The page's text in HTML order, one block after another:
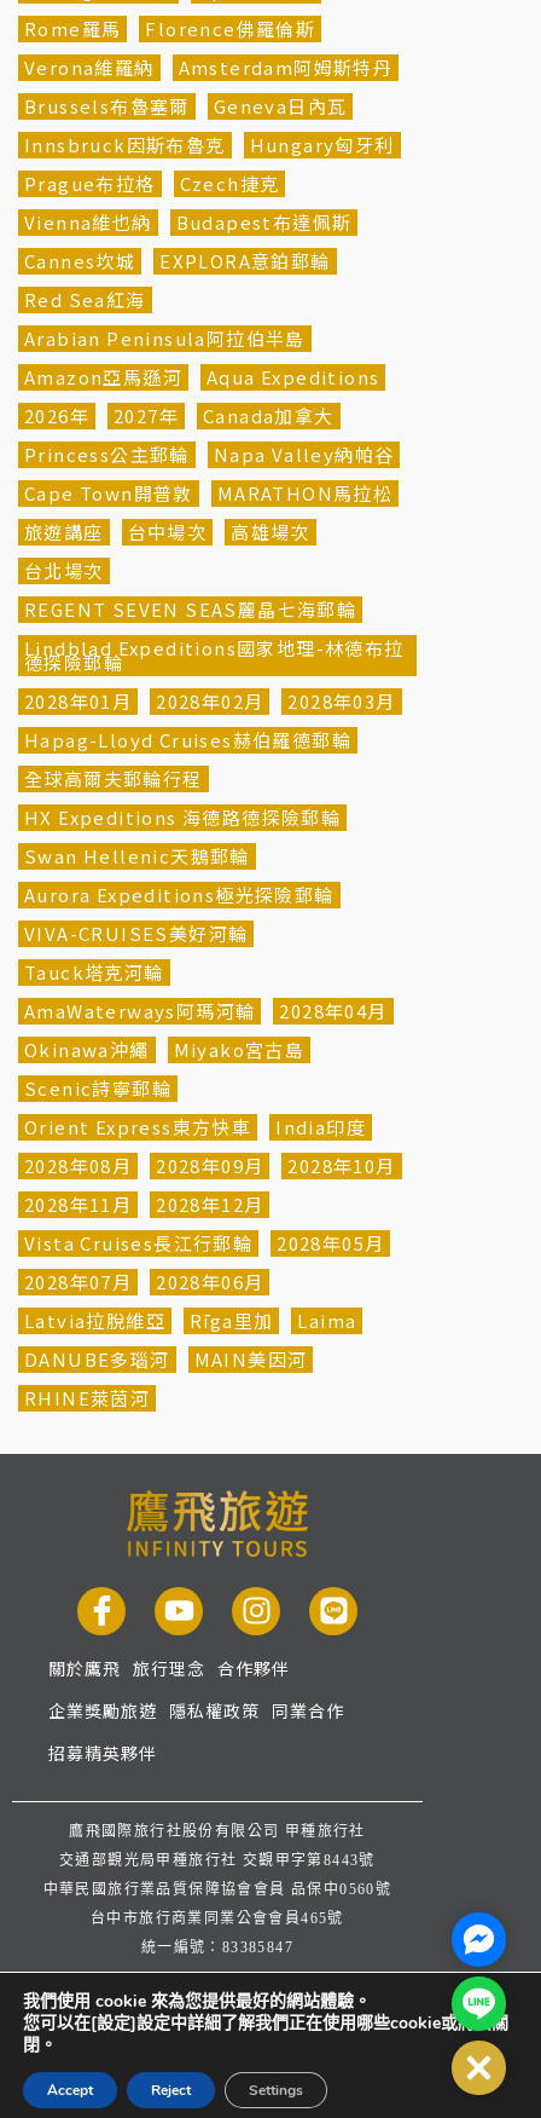
Rome羅馬
Florence佛羅倫斯
Verona維羅納
Amsterdam阿姆斯特丹
Brussels布魯塞爾
Geneva日內瓦
Innsbruck因斯布魯克
Hungary匈牙利
Prague布拉格
Czech捷克
Vienna維也納
Budapest布達佩斯
Cannes坎城
EXPLORA意鉑郵輪
Red Sea紅海
Arabian Peninsula阿拉伯半島
Amazon亞馬遜河
Aqua Expeditions
2026年
2027年
Canada加拿大
Princess公主郵輪
Napa Valley納帕谷
Cape Town開普敦
MARATHON馬拉松
旅遊講座
台中場次
高雄場次
台北場次
REGENT SEVEN SEAS麗晶七海郵輪
Lindblad Expeditions國家地理-林德布拉
德探險郵輪
2028年01月
2028年02月
2028年03月
Hapag-Lloyd Cruises赫伯羅德郵輪
全球高爾夫郵輪行程
HX Expeditions 海德路德探險郵輪
Swan Hellenic天鵝郵輪
Aurora Expeditions極光探險郵輪
VIVA-CRUISES美好河輪
Tauck塔克河輪
AmaWaterways阿瑪河輪
2028年04月
Okinawa沖繩
Miyako宮古島
Scenic詩寧郵輪
Orient Express東方快車
India印度
2028年08月
2028年09月
2028年10月
2028年11月
2028年12月
Vista Cruises長江行郵輪
2028年05月
2028年07月
2028年06月
Latvia拉脫維亞
Rīga里加
Laima
DANUBE多瑙河
MAIN美因河
RHINE萊茵河
關於鷹飛 旅行理念 合作夥伴
企業獎勵旅遊 隱私權政策 同業合作
招募精英夥伴
鷹飛國際旅行社股份有限公司 甲種旅行社
交通部觀光局甲種旅行社 交觀甲字第8443號
中華民國旅行業品質保障協會會員 品保中0560號
台中市旅行商業同業公會會員465號
統一編號：83385847
公司代表人：楊宗文 連絡人：王弈潔
服務信箱：
客服專線：04-27071668
傳真電話：
04-27071652
我們使用 cookie 來為您提供最好的網站體驗。
您可以在[設定]設定中詳細了解我們正在使用哪些cookie或將其關
閉。
Accept Reject Settings
Line@
Close